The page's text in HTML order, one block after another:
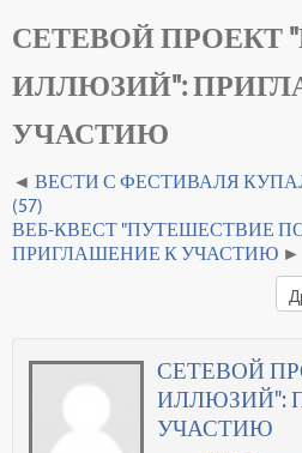
СЕТЕВОЙ ПРОЕКТ
ИЛЛЮЗИЙ":
УЧАСТИЮ
ВЕСТИ С ФЕСТИВАЛЯ
(57)
ВЕБ-КВЕСТ "ПУТЕШЕСТВИЕ
ПРИГЛАШЕНИЕ К УЧАСТИЮ
СЕТЕВОЙ
ИЛЛЮЗИЙ":
УЧАСТИЮ